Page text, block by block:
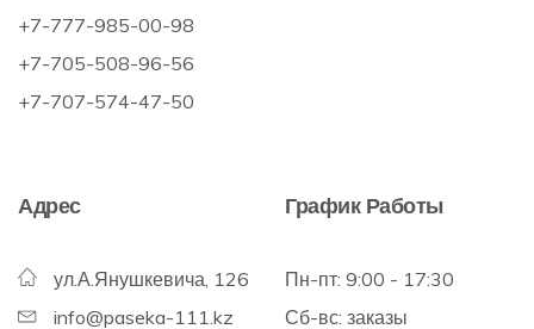
+7-777-985-00-98
+7-705-508-96-56
+7-707-574-47-50
Адрес
ул.А.Янушкевича, 126
info@paseka-111.kz
График Работы
Пн-пт: 9:00 - 17:30
Сб-вс: заказы